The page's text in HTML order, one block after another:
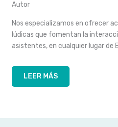
Autor
Nos especializamos en ofrecer
lúdicas que fomentan la
asistentes, en cualquier lugar de
LEER MÁS